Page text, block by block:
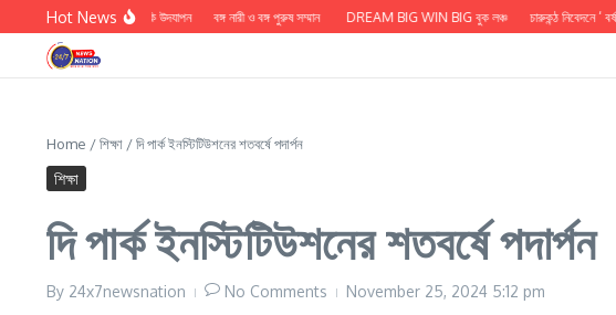
Skip to content
Hot News
প্রসাদ জয়সওয়ালের মৃত্যু বার্ষিকি উদযাপন বঙ্গ নারী ও বঙ্গ পুরুষ সম্মান DREAM BIG WIN BIG বুক লঞ্চ চারুকন্ঠ নিবেদনে ‘ বর্ষা
Home /শিক্ষা /দি পার্ক ইনস্টিটিউশনের শতবর্ষে পদার্পন
শিক্ষা
দি পার্ক ইনস্টিটিউশনের শতবর্ষে পদার্পন
By 24x7newsnation No Comments November 25, 2024 5:12 pm